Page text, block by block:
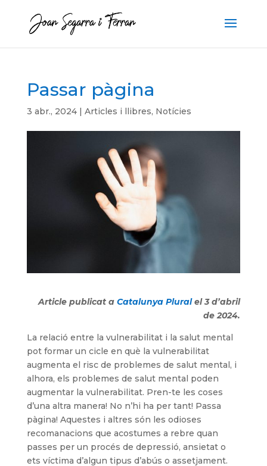
Passar pàgina
3 abr., 2024| Articles i llibres, Notícies
Article publicat aCatalunya Pluralel 3 d’abril
de 2024.
La relació entre la vulnerabilitat i la salut mental
pot formar un cicle en què la vulnerabilitat
augmenta el risc de problemes de salut mental, i
alhora, els problemes de salut mental poden
augmentar la vulnerabilitat. Pren-te les coses
d’una altra manera! No n’hi ha per tant! Passa
pàgina! Aquestes i altres són les odioses
recomanacions que acostumes a rebre quan
passes per un procés de depressió, ansietat o
ets víctima d’algun tipus d’abús o assetjament.